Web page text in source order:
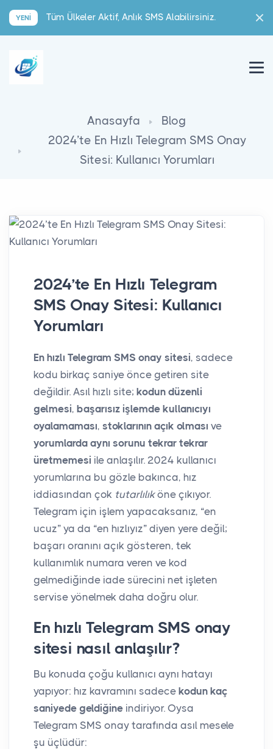
YENI Tüm Ülkeler Aktif, Anlık SMS Alabilirsiniz.
Anasayfa
Blog
2024’te En Hızlı Telegram SMS Onay
Sitesi: Kullanıcı Yorumları
2024’te En Hızlı Telegram
SMS Onay Sitesi: Kullanıcı
Yorumları
En hızlı Telegram SMS onay sitesi, sadece
kodu birkaç saniye önce getiren site
değildir. Asıl hızlı site; kodun düzenli
gelmesi, başarısız işlemde kullanıcıyı
oyalamaması, stoklarının açık olması ve
yorumlarda aynı sorunu tekrar tekrar
üretmemesi ile anlaşılır. 2024 kullanıcı
yorumlarına bu gözle bakınca, hız
iddiasından çok tutarlılıköne çıkıyor.
Telegram için işlem yapacaksanız, “en
ucuz” ya da “en hızlıyız” diyen yere değil;
başarı oranını açık gösteren, tek
kullanımlık numara veren ve kod
gelmediğinde iade sürecini net işleten
servise yönelmek daha doğru olur.
En hızlı Telegram SMS onay
sitesi nasıl anlaşılır?
Bu konuda çoğu kullanıcı aynı hatayı
yapıyor: hız kavramını sadece kodun kaç
saniyede geldiğine indiriyor. Oysa
Telegram SMS onay tarafında asıl mesele
şu üçlüdür: